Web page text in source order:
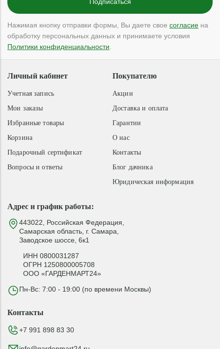
Нажимая кнопку отправки формы, Вы даете свое согласие на
обработку персональных данных и принимаете условия
Политики конфиденциальности
Адрес и график работы:
443022, Российская Федерация,
Самарская область, г. Самара,
Заводское шоссе, 6к1
ИНН 0800031287
ОГРН 1250800005708
ООО «ГАРДЕНМАРТ24»
Пн-Вс: 7:00 - 19:00 (по времени Москвы)
Покупателю
Акции
Доставка и оплата
Гарантии
О нас
Контакты
Блог дачника
Юридическая информация
Личный кабинет
Учетная запись
Мои заказы
Избранные товары
Корзина
Подарочный сертификат
Вопросы и ответы
Контакты
+7 991 898 83 30